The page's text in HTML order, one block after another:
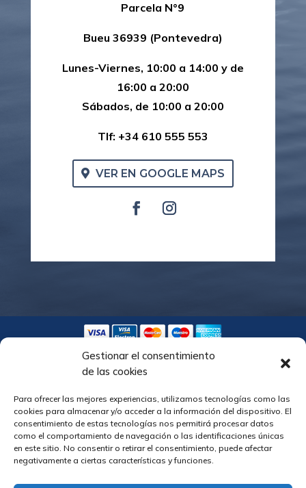
Gestionar el consentimiento
de las cookies
Para ofrecer las mejores experiencias, utilizamos tecnologías como las
cookies para almacenar y/o acceder a la información del dispositivo. El
consentimiento de estas tecnologías nos permitirá procesar datos
como el comportamiento de navegación o las identificaciones únicas
en este sitio. No consentir o retirar el consentimiento, puede afectar
negativamente a ciertas características y funciones.
Parcela N°9
Bueu 36939 (Pontevedra)
Lunes-Viernes, 10:00 a 14:00 y de
16:00 a 20:00
Sábados, de 10:00 a 20:00
Tlf: +34 610 555 553
VER EN GOOGLE MAPS
e
t
AVISO LEGAL
COOKIES
POLÍTICA DE PRIVACIDAD
TÉRMINOS Y CONDICIONES